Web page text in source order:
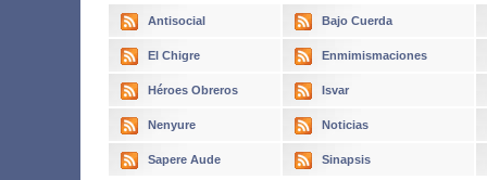
Antisocial Bajo Cuerda
El Chigre Enmimismaciones
Héroes Obreros Isvar
Nenyure Noticias
Sapere Aude Sinapsis